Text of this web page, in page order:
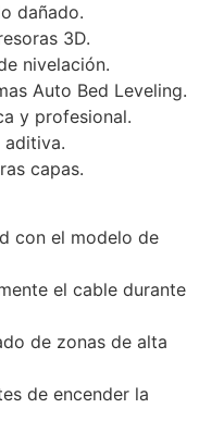
dañado.
3D.
nivelación.
Auto Bed Leveling.
y profesional.
aditiva.
capas.
con el modelo de
el cable durante
de zonas de alta
de encender la